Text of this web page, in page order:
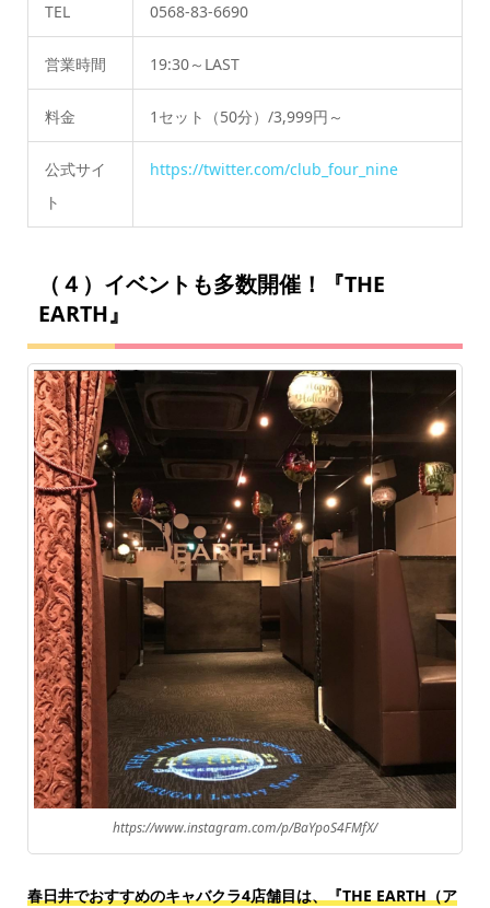
TEL 0568-83-6690
営業時間 19:30～LAST
料金 1セット（50分）/3,999円～
公式サイ
ト
https://twitter.com/club_four_nine
（４）イベントも多数開催！『THE
EARTH』
https://www.instagram.com/p/BaYpoS4FMfX/
春日井でおすすめのキャバクラ4店舗目は、『THE EARTH（ア